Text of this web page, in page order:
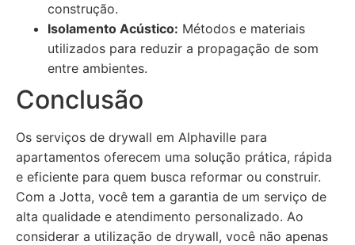
construção.
Isolamento Acústico: Métodos e materiais
utilizados para reduzir a propagação de som
entre ambientes.
Conclusão
Os serviços de drywall em Alphaville para
apartamentos oferecem uma solução prática, rápida
e eficiente para quem busca reformar ou construir.
Com a Jotta, você tem a garantia de um serviço de
alta qualidade e atendimento personalizado. Ao
considerar a utilização de drywall, você não apenas